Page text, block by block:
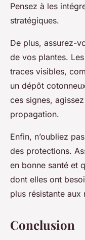
Pensez à les
stratégiques.
De plus, assurez-
de vos plantes.
traces visibles,
un dépôt
ces signes,
propagation.
Enfin, n’oubliez
des protections.
en bonne santé et
dont elles ont
plus résistante aux
Conclusion